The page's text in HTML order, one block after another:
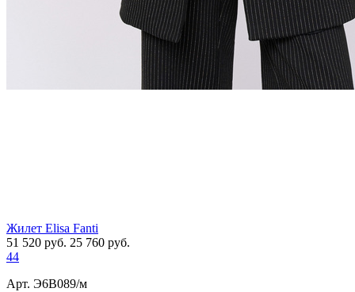
Жилет Elisa Fanti
51 520 руб. 25 760 руб.
44
Арт. Э6B089/м